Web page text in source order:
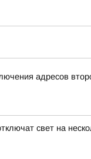
адресов
свет на